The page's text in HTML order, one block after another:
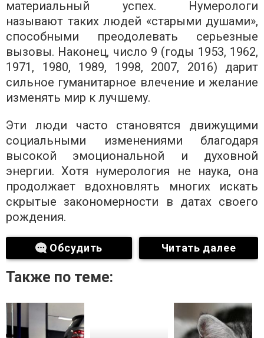
материальный успех. Нумерологи
называют таких людей «старыми душами»,
способными преодолевать серьезные
вызовы. Наконец, число 9 (годы 1953, 1962,
1971, 1980, 1989, 1998, 2007, 2016) дарит
сильное гуманитарное влечение и желание
изменять мир к лучшему.
Эти люди часто становятся движущими
социальными изменениями благодаря
высокой эмоциональной и духовной
энергии. Хотя нумерология не наука, она
продолжает вдохновлять многих искать
скрытые закономерности в датах своего
рождения.
Обсудить Читать далее
Также по теме: